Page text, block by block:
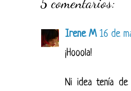
Irene M 16 de
¡Hooola!
Ni idea tenía